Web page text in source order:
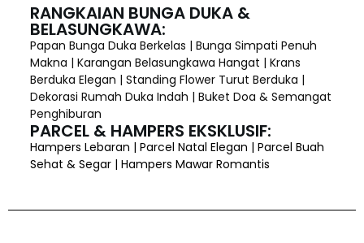
RANGKAIAN BUNGA DUKA &
BELASUNGKAWA:
Papan Bunga Duka Berkelas | Bunga Simpati Penuh
Makna | Karangan Belasungkawa Hangat | Krans
Berduka Elegan | Standing Flower Turut Berduka |
Dekorasi Rumah Duka Indah | Buket Doa & Semangat
Penghiburan
PARCEL & HAMPERS EKSKLUSIF:
Hampers Lebaran | Parcel Natal Elegan | Parcel Buah
Sehat & Segar | Hampers Mawar Romantis